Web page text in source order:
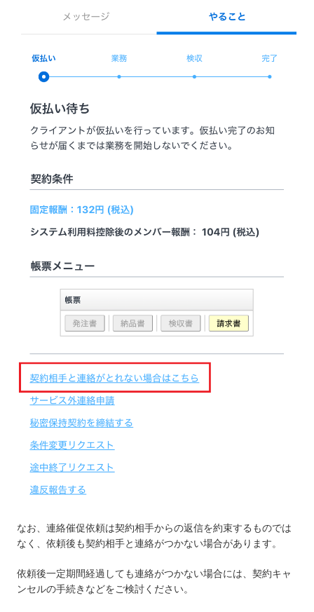
なお、連絡催促依頼は契約相手からの返信を約束するものでは
なく、依頼後も契約相手と連絡がつかない場合があります。
依頼後一定期間経過しても連絡がつかない場合には、契約キャ
ンセルの手続きなどをご検討ください。